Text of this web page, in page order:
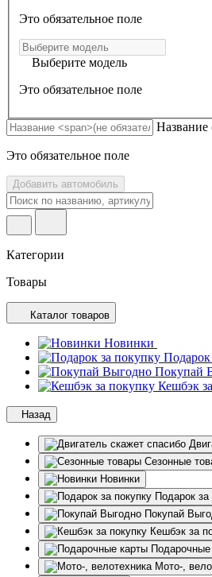
Это обязательное поле
Выберите модель
Это обязательное поле
Название
Это обязательное поле
Добавить автомобиль
Категории
Товары
Каталог товаров
Новинки
Подарок
Покупай
Кешбэк
Назад
Сезонные
Новинки
Подарок за
Покупай
Кешбэк за
Мото-,